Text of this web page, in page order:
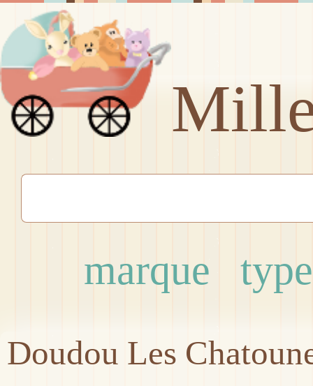
marque type
Doudou Les